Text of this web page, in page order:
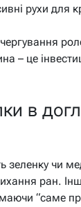
рухи для
– це
в
зеленку чи
ран.
“саме